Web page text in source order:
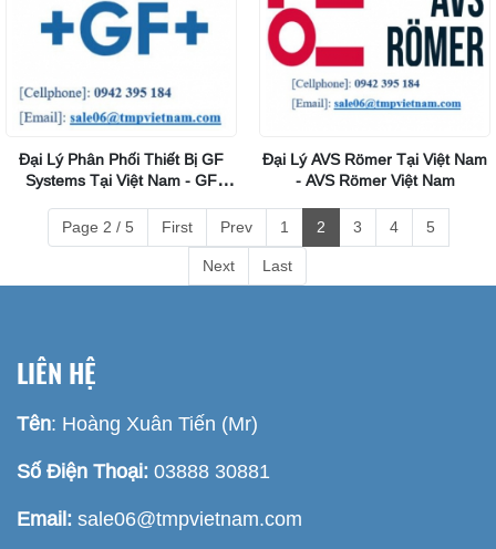
Đại Lý Phân Phối Thiết Bị GF
Systems Tại Việt Nam - GF
Đại Lý AVS Römer Tại Việt Nam
- AVS Römer Việt Nam
Page 2 / 5 First Prev 1 2 3 4 5
Next Last
LIÊN HỆ
Tên: Hoàng Xuân Tiến (Mr)
Số Điện Thoại: 03888 30881
Email: sale06@tmpvietnam.com